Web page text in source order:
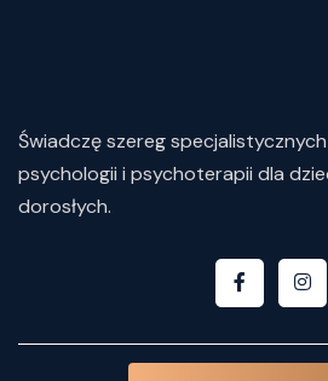
Świadczęszeregspecjalistycznych
psychologii i psychoterapii dla
dorosłych.